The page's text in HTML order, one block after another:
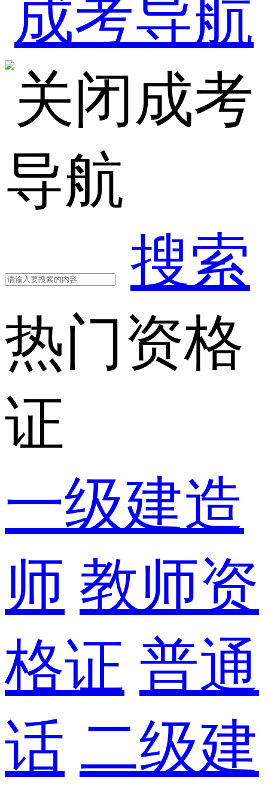
成考
导航
搜索
热门资格
证
一级建造
师 教师资
格证 普通
话 二级建